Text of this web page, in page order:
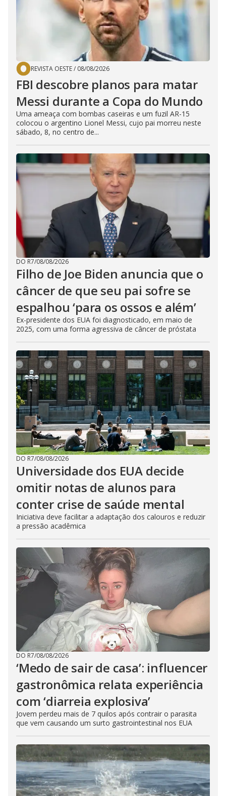
REVISTA OESTE/ 08/08/2026
FBI descobre planos para matar
Messi durante a Copa do Mundo
Uma ameaça com bombas caseiras e um fuzil AR-15
colocou o argentino Lionel Messi, cujo pai morreu neste
sábado, 8, no centro de...
DO R7/08/08/2026
Filho de Joe Biden anuncia que o
câncer de que seu pai sofre se
espalhou ‘para os ossos e além’
Ex-presidente dos EUA foi diagnosticado, em maio de
2025, com uma forma agressiva de câncer de próstata
DO R7/08/08/2026
Universidade dos EUA decide
omitir notas de alunos para
conter crise de saúde mental
Iniciativa deve facilitar a adaptação dos calouros e reduzir
a pressão acadêmica
DO R7/08/08/2026
‘Medo de sair de casa’: influencer
gastronômica relata experiência
com ‘diarreia explosiva’
Jovem perdeu mais de 7 quilos após contrair o parasita
que vem causando um surto gastrointestinal nos EUA